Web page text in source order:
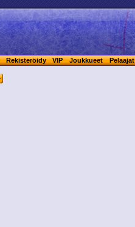
Rekisteröidy VIP Joukkueet Pelaajat